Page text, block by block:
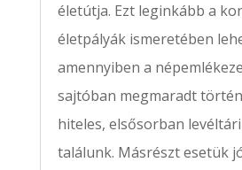
életútja. Ezt leginkább a
életpályák ismeretében
amennyiben a
sajtóban megmaradt
hiteles, elsősorban
találunk. Másrészt esetük